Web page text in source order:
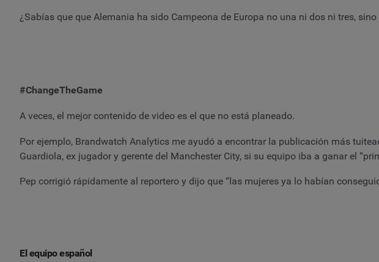
¿Sabías que que Alemania ha sido Campeona de Europa no una ni dos ni tres, sino
#ChangeTheGame
A veces, el mejor contenido de video es el que no está planeado.
Por ejemplo, Brandwatch Analytics me ayudó a encontrar la publicación más
Guardiola, ex jugador y gerente del Manchester City, si su equipo iba a ganar el
Pep corrigió rápidamente al reportero y dijo que “las mujeres ya lo habían
El equipo español